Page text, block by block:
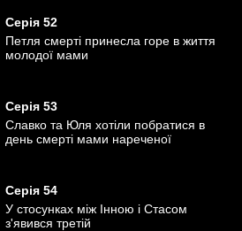
Серія 52
Петля смерті принесла горе в життя
молодої мами
Серія 53
Славко та Юля хотіли побратися в
день смерті мами нареченої
Серія 54
У стосунках між Інною і Стасом
з'явився третій